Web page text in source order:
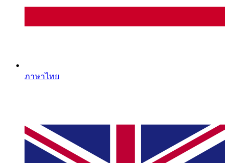
ภาษาไทย